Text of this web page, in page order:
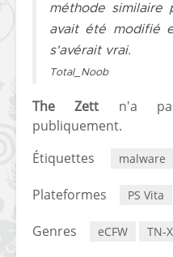
méthode similaire
avait été modifié
s'avérait vrai.
Total_Noob
The Zett n'a
publiquement.
Étiquettes
malware
Plateformes PS Vita
Genres eCFW TN-X